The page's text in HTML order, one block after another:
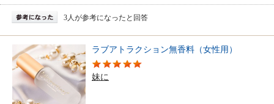
3人が参考になったと回答
ラブアトラクション無香料（女性用）
妹に